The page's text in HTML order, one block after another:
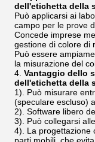
dell'etichetta della
Può applicarsi ai
campo per le prove
Concede imprese
gestione di colore di
Può essere
la misurazione del
4. Vantaggio dello
dell'etichetta della
1). Può misurare
(speculare escluso)
2). Software libero
3). Può collegarsi
4). La progettazione